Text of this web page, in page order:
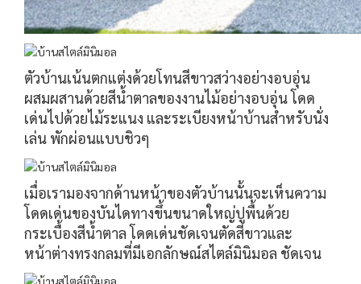
ตัวบ้านเน้นตกแต่งด้วยโทนสีขาวสว่างอย่างอบอุ่น
ผสมผสานด้วยสีน้ำตาลของงานไม้อย่างอบอุ่น โดด
เด่นไปด้วยไม้ระแนง และระเบียงหน้าบ้านสำหรับนั่ง
เล่น พักผ่อนแบบชิวๆ
เมื่อเรามองจากด้านหน้าของตัวบ้านนั้นจะเห็นความ
โดดเด่นของบันไดทางขึ้นขนาดใหญ่ปูพื้นด้วย
กระเบื้องสีน้ำตาล โดดเด่นชัดเจนตัดสีขาวและ
หน้าต่างทรงกลมที่มีเอกลักษณ์สไตล์มินิมอล ชัดเจน